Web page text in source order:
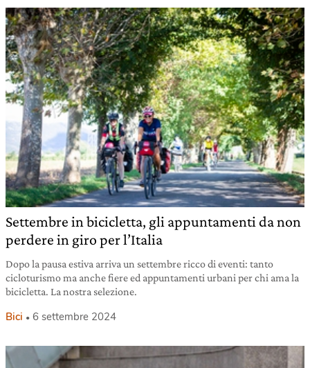
Settembre in bicicletta, gli appuntamenti da non
perdere in giro per l’Italia
Dopo la pausa estiva arriva un settembre ricco di eventi: tanto
cicloturismo ma anche fiere ed appuntamenti urbani per chi ama la
bicicletta. La nostra selezione.
Bici 6 settembre 2024